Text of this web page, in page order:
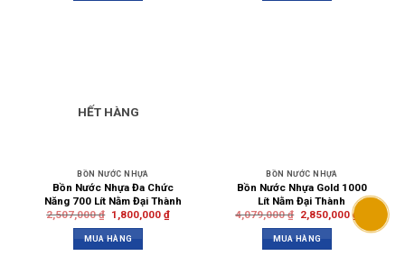
HẾT HÀNG
BỒN NƯỚC NHỰA
Bồn Nước Nhựa Đa Chức
Năng 700 Lít Nằm Đại Thành
2,507,000₫ 1,800,000 ₫
MUA HÀNG
BỒN NƯỚC NHỰA
Bồn Nước Nhựa Gold 1000
Lít Nằm Đại Thành
4,079,000₫ 2,850,000₫
MUA HÀNG